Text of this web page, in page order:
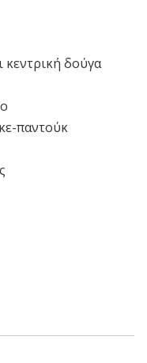
κεντρική δούγα
παντούκ